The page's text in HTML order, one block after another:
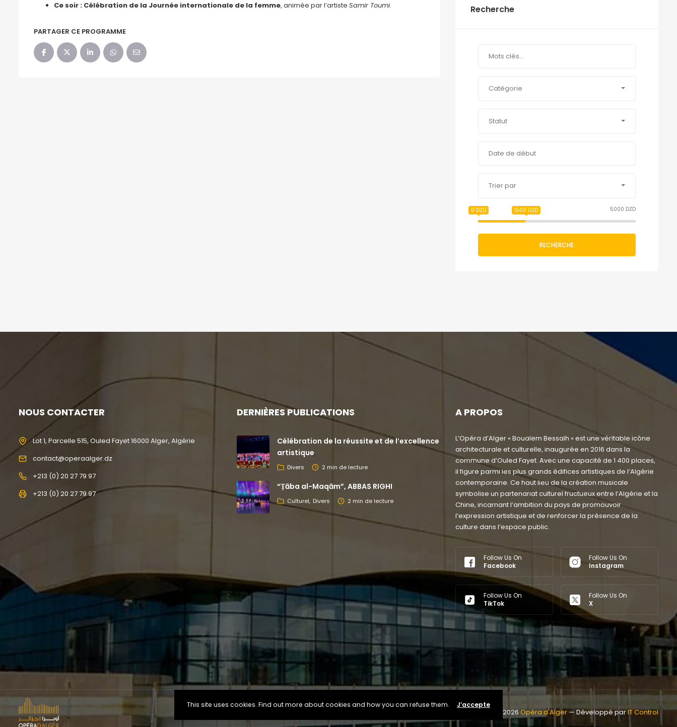
Ce soir : Célébration de la Journée internationale de la femme, animée par l’artiste Samir Toumi.
PARTAGER CE PROGRAMME
Recherche
Catégorie
Statut
Trier par
5000 DZD
0 DZD 1500 DZD
RECHERCHE
NOUS CONTACTER
Lot 1, Parcelle 515, Ouled Fayet 16000 Alger, Algérie
contact@operaalger.dz
+213 (0) 20 27 79 97
+213 (0) 20 27 79 97
DERNIÈRES PUBLICATIONS
Célébration de la réussite et de l’excellence
artistique
Divers 2 min de lecture
“Ṭāba al-Maqām”, ABBAS RIGHI
Culturel Divers 2 min de lecture
A PROPOS
L’Opéra d’Alger « Boualem Bessaïh » est une véritable icône
architecturale et culturelle, inaugurée en 2016 dans la
commune d’Ouled Fayet. Avec une capacité de 1 400 places,
il figure parmi les plus grands édifices artistiques de l’Algérie
contemporaine. Ce haut lieu de la création musicale
symbolise un partenariat culturel fructueux entre l’Algérie et la
Chine, incarnant l’ambition du pays de promouvoir
l’expression artistique et de renforcer la présence de la
culture dans l’espace public.
Follow Us On
Facebook
Follow Us On
Instagram
Follow Us On
TikTok
Follow Us On
X
Copyright © 2026 Opéra d'Alger — Développé parIT Control
This site uses cookies. Find out more about cookies and how you can refuse them. J’accepte